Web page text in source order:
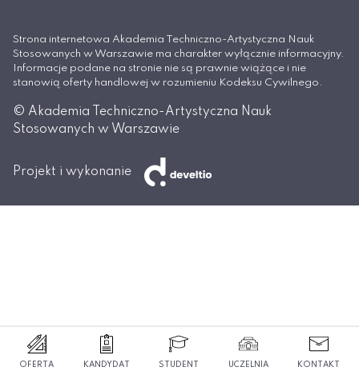
OFERTA KANDYDAT STUDENT UCZELNIA KONTAKT
Strona internetowa Akademia Techniczno-Artystyczna Nauk
Stosowanych w Warszawie ma charakter wyłącznie informacyjny.
Informacje podane na stronie nie są prawnie wiążące i nie
stanowią oferty handlowej w rozumieniu Kodeksu Cywilnego.
© Akademia Techniczno-Artystyczna Nauk
Stosowanych w Warszawie
Projekt i wykonanie